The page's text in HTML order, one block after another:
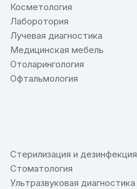
Косметология
Лаборотория
Лучевая диагностика
Медицинская мебель
Отоларингология
Офтальмология
Стерилизация и дезинфекция
Стоматология
Ультразвуковая диагностика